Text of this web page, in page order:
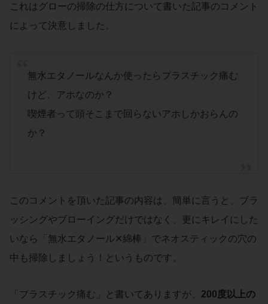
これはグローの掃除の仕方について書いた記事のコメント
によって決意しました。
無水エタノールなんか使ったらプラスチック痛む
けど、アホなのか？
喫煙者って頭そこまで回らないアホしかおらんの
か？
このコメントを頂いた記事の内容は、簡単に言うと、ブラ
ッシングやブローイングだけではなく、更にキレイにした
いなら「無水エタノール✕綿棒」でネオスティックの穴の
中も掃除しましょう！というものです。
「プラスチック痛む」と書いてありますが、 200度以上の